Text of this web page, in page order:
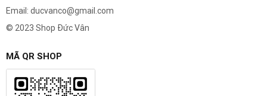
ứng da. Bạn có thể yên tâm sử dụng mà
không lo bị thương.
Chỉ cắt lông, không cắt da
chỉ cho phép các sợi lông đi vào và bị cắt
đứt, trong khi da được bảo vệ an toàn.
Email: ducvanco@gmail.com
© 2023 Shop Đức Vân
MÃ QR SHOP